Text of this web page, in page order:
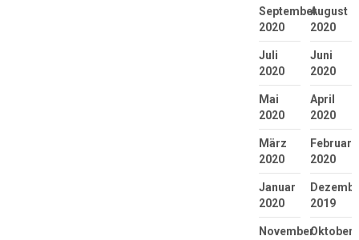
September
2020
August
2020
Juli
2020
Juni
2020
Mai
2020
April
2020
März
2020
Februar
2020
Januar
2020
2019
NovemberOktober